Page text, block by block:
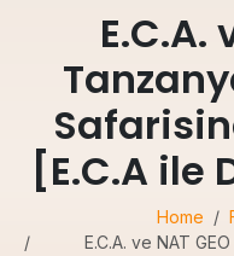
E.C.A.
[E.C.A ile
Home
E.C.A. ve NAT